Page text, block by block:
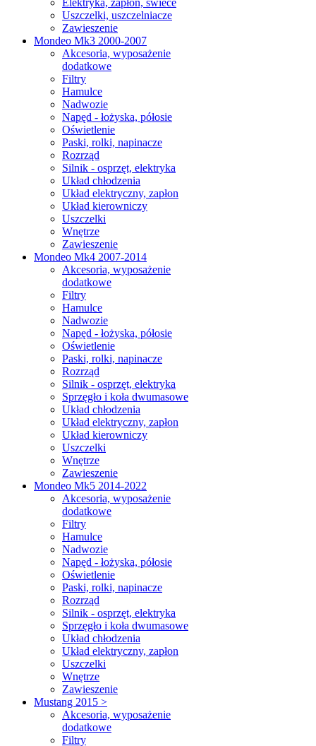
Elektryka, zapłon, świece
Uszczelki, uszczelniacze
Zawieszenie
Mondeo Mk3 2000-2007
Akcesoria, wyposażenie
dodatkowe
Filtry
Hamulce
Nadwozie
Napęd - łożyska, półosie
Oświetlenie
Paski, rolki, napinacze
Rozrząd
Silnik - osprzęt, elektryka
Układ chłodzenia
Układ elektryczny, zapłon
Układ kierowniczy
Uszczelki
Wnętrze
Zawieszenie
Mondeo Mk4 2007-2014
Akcesoria, wyposażenie
dodatkowe
Filtry
Hamulce
Nadwozie
Napęd - łożyska, półosie
Oświetlenie
Paski, rolki, napinacze
Rozrząd
Silnik - osprzęt, elektryka
Sprzęgło i koła dwumasowe
Układ chłodzenia
Układ elektryczny, zapłon
Układ kierowniczy
Uszczelki
Wnętrze
Zawieszenie
Mondeo Mk5 2014-2022
Akcesoria, wyposażenie
dodatkowe
Filtry
Hamulce
Nadwozie
Napęd - łożyska, półosie
Oświetlenie
Paski, rolki, napinacze
Rozrząd
Silnik - osprzęt, elektryka
Sprzęgło i koła dwumasowe
Układ chłodzenia
Układ elektryczny, zapłon
Uszczelki
Wnętrze
Zawieszenie
Mustang 2015 >
Akcesoria, wyposażenie
dodatkowe
Filtry